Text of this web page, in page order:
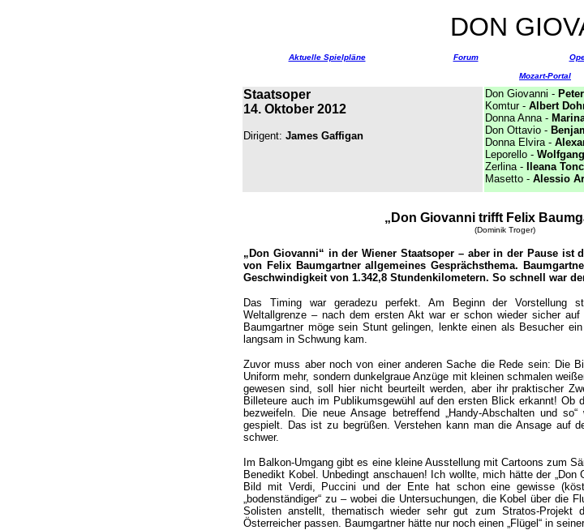
DON
Aktuelle Spielpläne Forum
Mozart-Portal
Staatsoper
14. Oktober 2012
Dirigent: James Gaffigan
Don Giovanni -
Komtur - Albert
Donna Anna -
Don Ottavio -
Donna Elvira -
Leporello -
Zerlina -
Ileana
Masetto - Alessio
„Don Giovanni trifft Felix
(Dominik Troger)
„Don Giovanni“ in der Wiener Staatsoper – aber in der Pause ist
von Felix Baumgartner allgemeines Gesprächsthema.
Geschwindigkeit von 1.342,8 Stundenkilometern. So schnell war
Das Timing war geradezu perfekt. Am Beginn der Vorstellung
Weltallgrenze – nach dem ersten Akt war er schon wieder sicher
Baumgartner möge sein Stunt gelingen, lenkte einen als Besucher
langsam in Schwung kam.
Zuvor muss aber noch von einer anderen Sache die Rede sein: Die
Uniform mehr, sondern dunkelgraue Anzüge mit kleinen schmalen
gewesen sind, soll hier nicht beurteilt werden, aber ihr praktischer
Billeteure auch im Publikumsgewühl auf den ersten Blick erkannt!
bezweifeln. Die neue Ansage betreffend „Handy-Abschalten und
gespielt. Das ist zu begrüßen. Verstehen kann man die Ansage auf
schwer.
Im Balkon-Umgang gibt es eine kleine Ausstellung mit Cartoons zum
Benedikt Kobel. Unbedingt anschauen! Ich wollte, mich hätte der „Don
Bild mit Verdi, Puccini und der Ente hat schon eine gewisse
„bodenständiger“ zu – wobei die Untersuchungen, die Kobel über die
Solisten anstellt, thematisch wieder sehr gut zum Stratos-Projekt
Österreicher passen. Baumgartner hätte nur noch einen „Flügel“ in